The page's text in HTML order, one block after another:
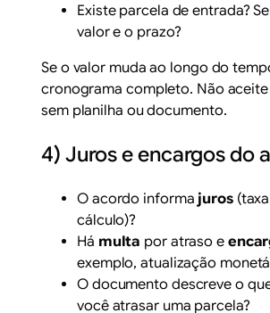
Existe parcela de entrada?
valor e o prazo?
Se o valor muda ao longo do
cronograma completo. Não aceite
sem planilha ou documento.
4) Juros e encargos do
O acordo informa juros
cálculo)?
Há multa por atraso e
exemplo, atualização
O documento descreve o
você atrasar uma parcela?